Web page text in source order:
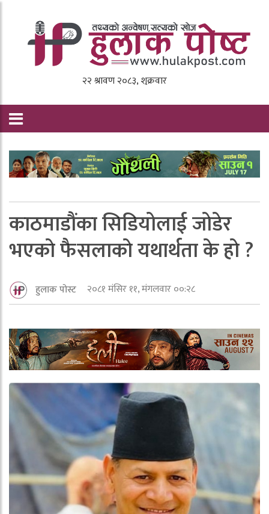
काठमाडौंका सिडियोलाई जाेडेर
भएकाे फैसलाकाे यथार्थता के हाे ?
हुलाक पोस्ट २०८१ मंसिर ११, मंगलवार ००:२८